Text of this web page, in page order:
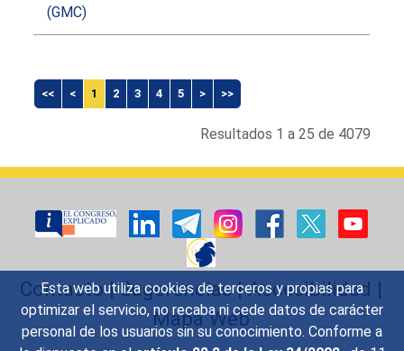
Esta web utiliza cookies de terceros y propias para
optimizar el servicio, no recaba ni cede datos de carácter
personal de los usuarios sin su conocimiento. Conforme a
(GMC)
<< < 1 2 3 4 5 > >>
Resultados 1 a 25 de 4079
Contacto|Sugerencias|Accesibilidad |
Mapa Web